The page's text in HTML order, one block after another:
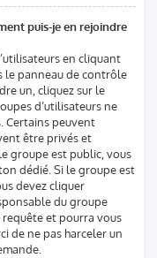
puis-je en rejoindre
en cliquant
le panneau de contrôle
un, cliquez sur le
d’utilisateurs ne
Certains peuvent
être privés et
groupe est public, vous
dédié. Si le groupe est
devez cliquer
du groupe
et pourra vous
de ne pas harceler un